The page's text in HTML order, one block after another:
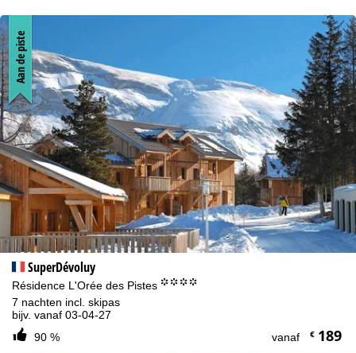
SuperDévoluy
Résidence L'Orée des Pistes °°°°
7 nachten incl. skipas
bijv. vanaf 03-04-27
90 %
vanaf €189
Aan de piste